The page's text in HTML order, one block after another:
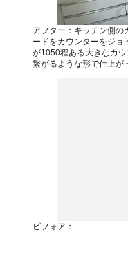
アフター：キッチン側の
ードをカウンターをジョ
が1050程ある大きなカ
繋がるような形で仕上が
ビフォア：